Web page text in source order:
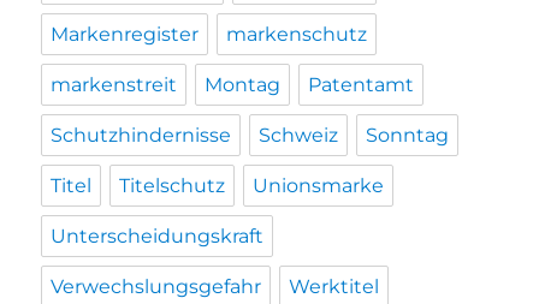
Markenregister markenschutz
markenstreit Montag Patentamt
Schutzhindernisse Schweiz Sonntag
Titel Titelschutz Unionsmarke
Unterscheidungskraft
Verwechslungsgefahr Werktitel